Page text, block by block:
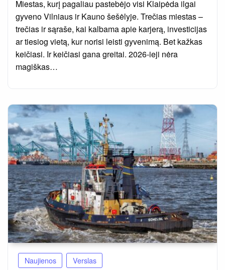
Miestas, kurį pagaliau pastebėjo visi Klaipėda ilgai
gyveno Vilniaus ir Kauno šešėlyje. Trečias miestas –
trečias ir sąraše, kai kalbama apie karjerą, investicijas
ar tiesiog vietą, kur norisi leisti gyvenimą. Bet kažkas
keičiasi. Ir keičiasi gana greitai. 2026-ieji nėra
magiškas…
Naujienos Verslas